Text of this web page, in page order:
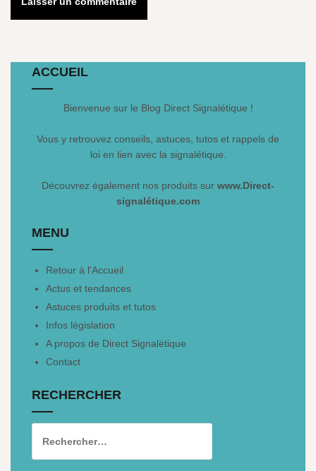
ACCUEIL
Bienvenue sur le Blog Direct Signalétique !
Vous y retrouvez conseils, astuces, tutos et rappels de
loi en lien avec la signalétique.
Découvrez également nos produits sur www.Direct-
signalétique.com
MENU
Retour à l'Accueil
Actus et tendances
Astuces produits et tutos
Infos législation
A propos de Direct Signalétique
Contact
RECHERCHER